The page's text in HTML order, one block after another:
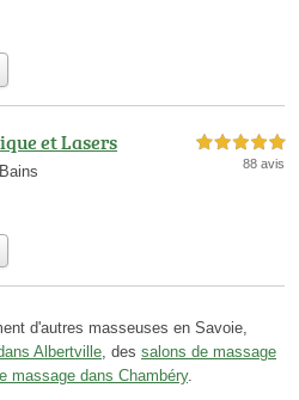
et Lasers 5,0 étoiles sur 5
88 avis
d'autres masseuses en Savoie,
Albertville, des salons de massage
massage dans Chambéry.